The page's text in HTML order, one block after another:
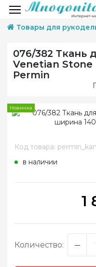
Товары для
076/382 Ткань
Venetian
Permin
Новинка
Код товара:
в наличии
1
Количество: